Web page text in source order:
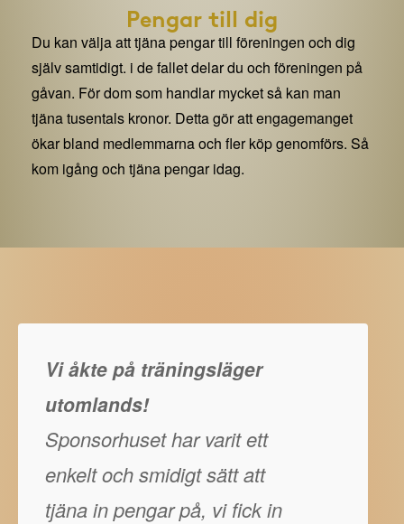
Pengar till dig
Du kan välja att tjäna pengar till föreningen och dig
själv samtidigt. i de fallet delar du och föreningen på
gåvan. För dom som handlar mycket så kan man
tjäna tusentals kronor. Detta gör att engagemanget
ökar bland medlemmarna och fler köp genomförs. Så
kom igång och tjäna pengar idag.
Vi åkte på träningsläger
utomlands!
Sponsorhuset har varit ett
enkelt och smidigt sätt att
tjäna in pengar på, vi fick in